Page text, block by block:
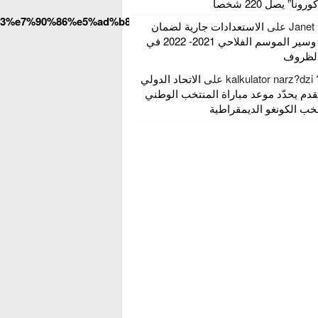
يصل 220 شخصا
Janetعلى الاستعدادات جارية لضمان
انطلاق وسير الموسم الفلاحي 2021- 2022 في
kalkulator narz?dziعلى الاتحاد الدولي
يحدّد موعد مباراة المنتخب الوطني
الكونغو الديمقراطية